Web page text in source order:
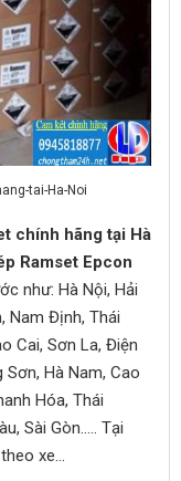
tai-Ha-Noi
chính hãng tại Hà
Ramset Epcon
như: Hà Nội, Hải
Nam Định, Thái
Cai, Sơn La, Điện
Sơn, Hà Nam, Cao
Hóa, Thái
Sài Gòn..… Tại
xe...